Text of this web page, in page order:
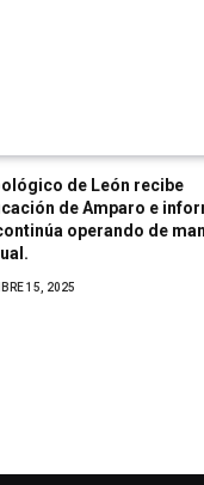
de León recibe
de Amparo e
operando de
15, 2025